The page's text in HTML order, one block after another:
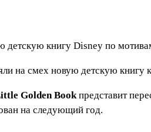
на смех новую детскую книгу
Golden Bookпредставит
на следующий год.